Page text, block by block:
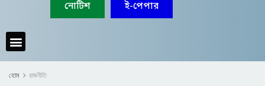
নোটিশ ই-পেপার
হোম রাজনীতি